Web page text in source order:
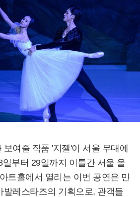
보여줄 작품 '지젤'이 서울 무대에
일부터 29일까지 이틀간 서울 올
트홀에서 열리는 이번 공연은 민
발레스타즈의 기획으로, 관객들